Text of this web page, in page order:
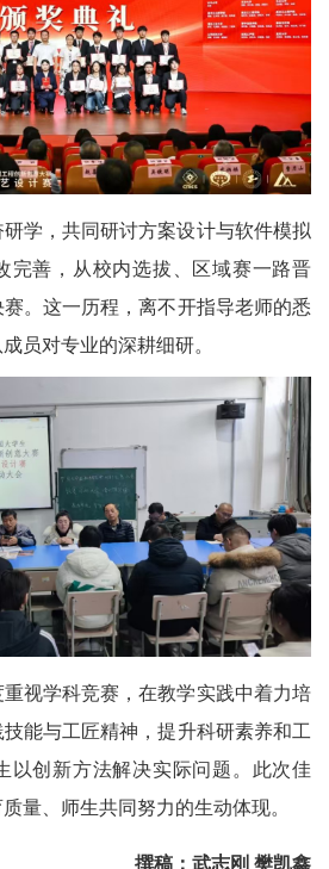
学，共同研讨方案设计与软件模拟
完善，从校内选拔、区域赛一路晋
。这一历程，离不开指导老师的悉
员对专业的深耕细研。
视学科竞赛，在教学实践中着力培
能与工匠精神，提升科研素养和工
以创新方法解决实际问题。此次佳
量、师生共同努力的生动体现。
撰稿：武志刚 樊凯鑫